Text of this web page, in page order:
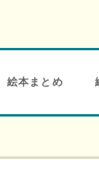
絵本まとめ